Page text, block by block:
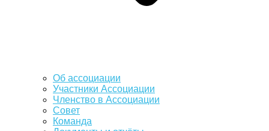
Об ассоциации
Участники Ассоциации
Членство в Ассоциации
Совет
Команда